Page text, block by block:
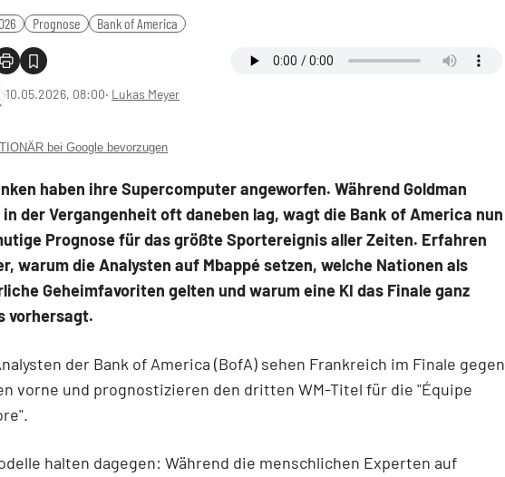
Prognose Bank of America
10.05.2026, 08:00‧ Lukas Meyer
bei Google bevorzugen
haben ihre Supercomputer angeworfen. Während Goldman
in der Vergangenheit oft daneben lag, wagt die Bank of America nun
Prognose für das größte Sportereignis aller Zeiten. Erfahren
warum die Analysten auf Mbappé setzen, welche Nationen als
Geheimfavoriten gelten und warum eine KI das Finale ganz
vorhersagt.
der Bank of America (BofA) sehen Frankreich im Finale gegen
vorne und prognostizieren den dritten WM-Titel für die "Équipe
halten dagegen: Während die menschlichen Experten auf